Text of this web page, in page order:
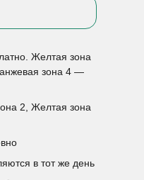
Желтая зона
зона 4 —
2, Желтая зона
в тот же день